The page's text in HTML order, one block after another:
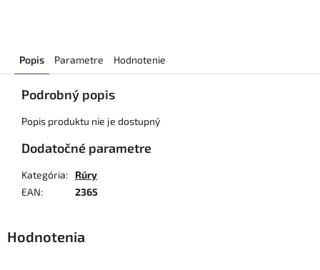
Popis Parametre Hodnotenie
Podrobný popis
Popis produktu nie je dostupný
Dodatočné parametre
Kategória:
Rúry
EAN: 2365